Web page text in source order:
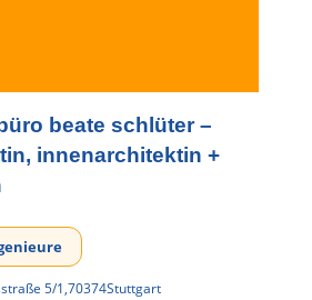
beate schlüter –
innenarchitektin +
5/1,70374Stuttgart